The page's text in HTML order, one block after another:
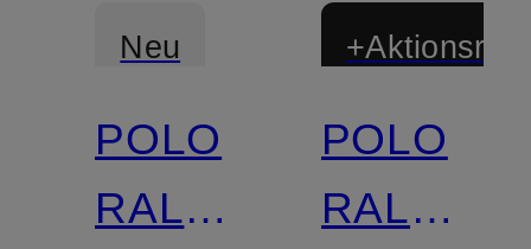
Neu
POLO
RALPH
Zertifiziert
POLO
RALPH